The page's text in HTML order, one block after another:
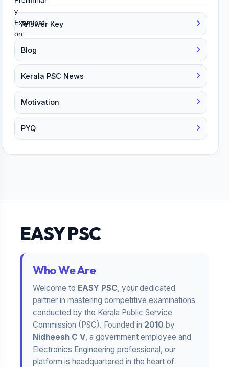
Answer Key
Blog
Kerala PSC News
Motivation
PYQ
EASY PSC
Who We Are
Welcome to EASY PSC, your dedicated
partner in mastering competitive examinations
conducted by the Kerala Public Service
Commission (PSC). Founded in 2010 by
Nidheesh C V, a government employee and
Electronics Engineering professional, our
platform is headquartered in the heart of